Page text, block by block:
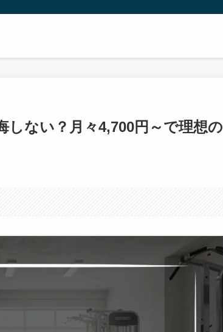
しない？月々4,700円～で理想の